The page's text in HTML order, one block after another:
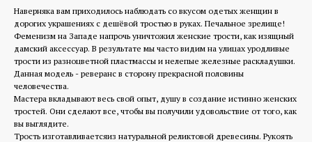
Наверняка вам приходилось наблюдать со вкусом одетых женщин в
дорогих украшениях с дешёвой тростью в руках. Печальное зрелище!
Феменизм на Западе напрочь уничтожил женские трости, как изящный
дамский аксессуар. В результате мы часто видим на улицах уродливые
трости из разноцветной пластмассы и нелепые железные раскладушки.
Данная модель - реверанс в сторону прекрасной половины
человечества.
Мастера вкладывают весь свой опыт, душу в создание истинно женских
тростей. Они сделают все, чтобы вы получили удовольствие от того, как
вы выглядите.
Трость изготавливаетсяиз натуральной реликтовой древесины. Рукоять